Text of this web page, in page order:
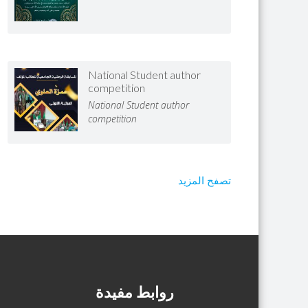
National Student author
competition
National Student author
competition
تصفح المزيد
روابط مفيدة